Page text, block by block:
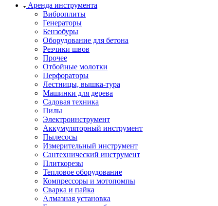
Аренда инструмента
Виброплиты
Генераторы
Бензобуры
Оборудование для бетона
Резчики швов
Прочее
Отбойные молотки
Перфораторы
Лестницы, вышка-тура
Машинки для дерева
Садовая техника
Пилы
Электроинструмент
Аккумуляторный инструмент
Пылесосы
Измерительный инструмент
Сантехнический инструмент
Плиткорезы
Тепловое оборудование
Компрессоры и мотопомпы
Сварка и пайка
Алмазная установка